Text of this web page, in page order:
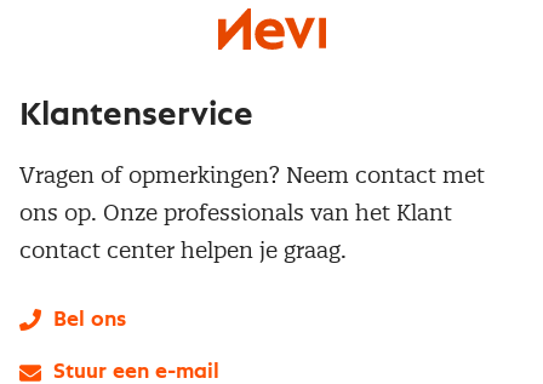
Klantenservice
Vragen of opmerkingen? Neem contact met
ons op. Onze professionals van het Klant
contact center helpen je graag.
Bel ons
Stuur een e-mail